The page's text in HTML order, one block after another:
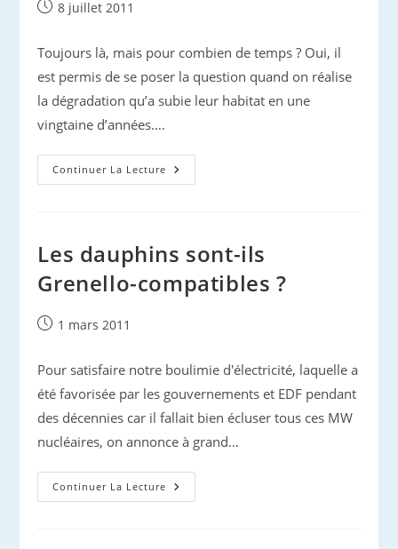
Publication
8 juillet 2011
Toujours là, mais pour combien de temps ? Oui, il
est permis de se poser la question quand on réalise
la dégradation qu’a subie leur habitat en une
vingtaine d’années.…
Continuer La Lecture En
2030,
D’Antibes
?
Les dauphins sont-ils
Grenello-compatibles ?
Publication
1 mars 2011
Pour satisfaire notre boulimie d'électricité, laquelle a
été favorisée par les gouvernements et EDF pendant
des décennies car il fallait bien écluser tous ces MW
nucléaires, on annonce à grand…
Continuer La Lecture Les
Dauphins